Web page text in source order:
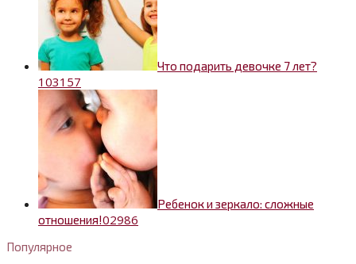
Что подарить девочке 7 лет?
103157
Ребенок и зеркало: сложные
отношения!02986
Популярное